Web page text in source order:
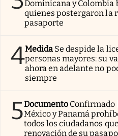
Dominicana y Colombia
quienes postergaron la
pasaporte
4Medida Se despide la
personas mayores: su
ahora en adelante no
siempre
5Documento Confirmado
México y Panamá
todos los ciudadanos
renovación de su